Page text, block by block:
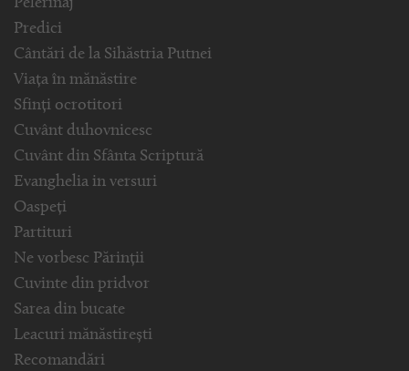
Pelerinaj
Predici
Cântări de la Sihăstria Putnei
Viața în mănăstire
Sfinți ocrotitori
Cuvânt duhovnicesc
Cuvânt din Sfânta Scriptură
Evanghelia in versuri
Oaspeți
Partituri
Ne vorbesc Părinții
Cuvinte din pridvor
Sarea din bucate
Leacuri mănăstirești
Recomandări